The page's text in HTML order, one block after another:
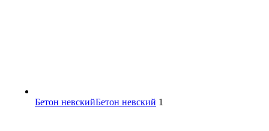
Бетон невскийБетон невский 1